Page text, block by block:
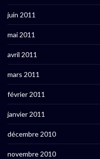
juin 2011
mai 2011
avril 2011
mars 2011
février 2011
janvier 2011
décembre 2010
novembre 2010